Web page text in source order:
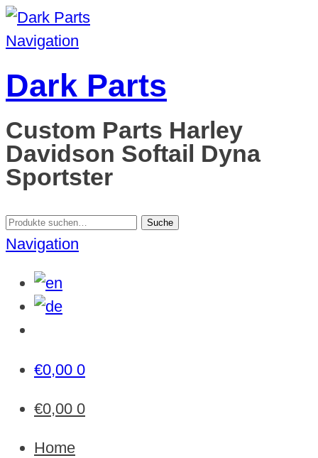
Navigation
Dark Parts
Custom Parts Harley
Davidson Softail Dyna
Sportster
Suche
nach:
Suche
Navigation
€0,00 0
€0,00 0
Home